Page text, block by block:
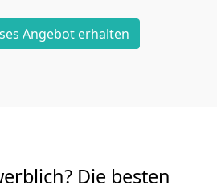
Angebot erhalten
Die besten